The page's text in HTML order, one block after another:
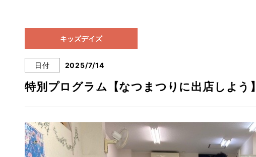
キッズデイズ
日付 2025/7/14
特別プログラム【なつまつりに出店しよう